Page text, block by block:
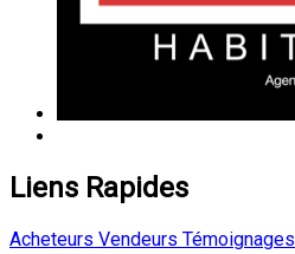
Liens Rapides
Acheteurs Vendeurs Témoignages